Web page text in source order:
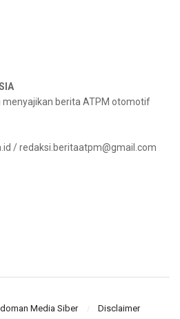
berita ATPM otomotif
/ redaksi.beritaatpm@gmail.com
Media Siber Disclaimer